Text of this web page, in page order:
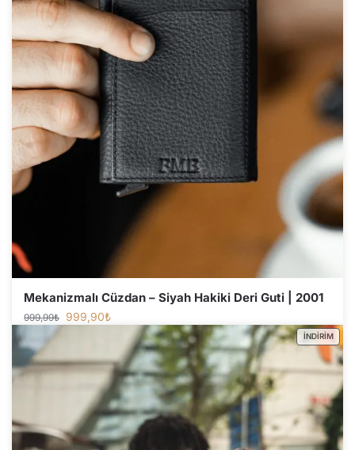
Mekanizmalı Cüzdan – Siyah Hakiki Deri Guti | 2001
999,99₺ 999,90₺
İNDIRIM